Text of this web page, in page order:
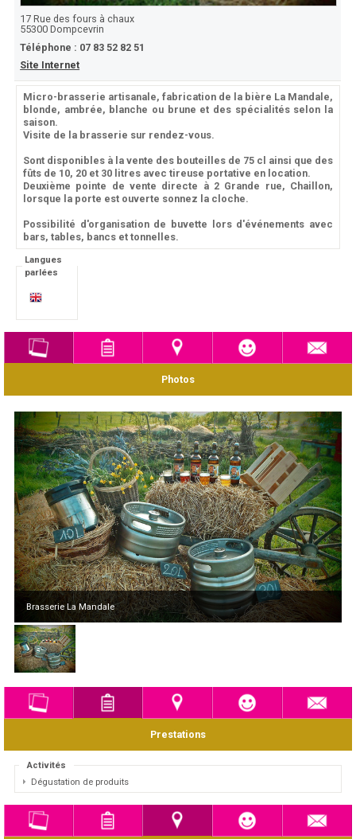
17 Rue des fours à chaux
55300Dompcevrin
Téléphone : 07 83 52 82 51
Site Internet
Micro-brasserie artisanale, fabrication de la bière La Mandale,
blonde, ambrée, blanche ou brune et des spécialités selon la
saison.
Visite de la brasserie sur rendez-vous.
Sont disponibles à la vente des bouteilles de 75 cl ainsi que des
fûts de 10, 20 et 30 litres avec tireuse portative en location.
Deuxième pointe de vente directe à 2 Grande rue, Chaillon,
lorsque la porte est ouverte sonnez la cloche.
Possibilité d'organisation de buvette lors d'événements avec
bars, tables, bancs et tonnelles.
Langues
parlées
Photos
Brasserie La Mandale
Prestations
Activités
Dégustation de produits